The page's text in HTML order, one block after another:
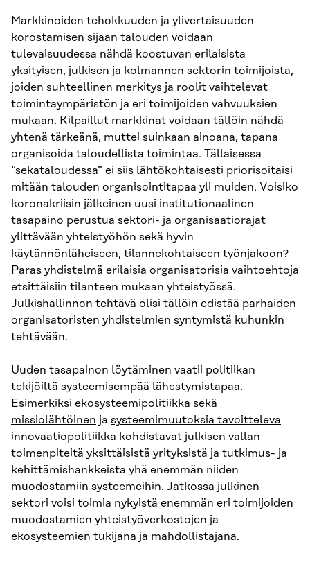
Markkinoiden tehokkuuden ja ylivertaisuuden
korostamisen sijaan talouden voidaan
tulevaisuudessa nähdä koostuvan erilaisista
yksityisen, julkisen ja kolmannen sektorin toimijoista,
joiden suhteellinen merkitys ja roolit vaihtelevat
toimintaympäristön ja eri toimijoiden vahvuuksien
mukaan. Kilpaillut markkinat voidaan tällöin nähdä
yhtenä tärkeänä, muttei suinkaan ainoana, tapana
organisoida taloudellista toimintaa. Tällaisessa
“sekataloudessa” ei siis lähtökohtaisesti priorisoitaisi
mitään talouden organisointitapaa yli muiden. Voisiko
koronakriisin jälkeinen uusi institutionaalinen
tasapaino perustua sektori- ja organisaatiorajat
ylittävään yhteistyöhön sekä hyvin
käytännönläheiseen, tilannekohtaiseen työnjakoon?
Paras yhdistelmä erilaisia organisatorisia vaihtoehtoja
etsittäisiin tilanteen mukaan yhteistyössä.
Julkishallinnon tehtävä olisi tällöin edistää parhaiden
organisatoristen yhdistelmien syntymistä kuhunkin
tehtävään.
Uuden tasapainon löytäminen vaatii politiikan
tekijöiltä systeemisempää lähestymistapaa.
Esimerkiksi ekosysteemipolitiikka sekä
missiolähtöinen ja systeemimuutoksia tavoitteleva
innovaatiopolitiikka kohdistavat julkisen vallan
toimenpiteitä yksittäisistä yrityksistä ja tutkimus- ja
kehittämishankkeista yhä enemmän niiden
muodostamiin systeemeihin. Jatkossa julkinen
sektori voisi toimia nykyistä enemmän eri toimijoiden
muodostamien yhteistyöverkostojen ja
ekosysteemien tukijana ja mahdollistajana.